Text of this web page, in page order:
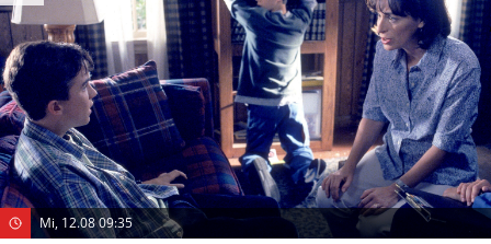
Mi, 12.08 09:35